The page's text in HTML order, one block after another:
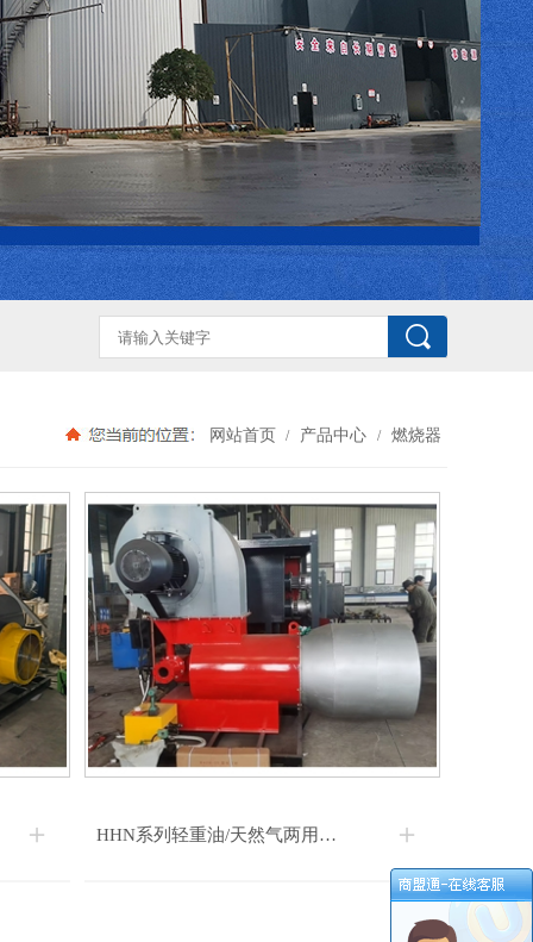
网站首页 / 产品中心 / 燃烧器
HHN系列轻重油/天然气两用燃烧器